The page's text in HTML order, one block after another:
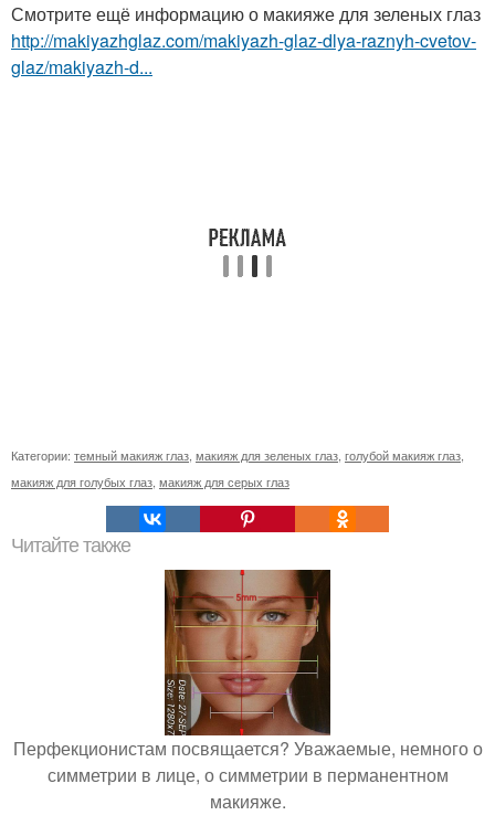
Смотрите ещё информацию о макияже для зеленых глаз
http://makiyazhglaz.com/makiyazh-glaz-dlya-raznyh-cvetov-
glaz/makiyazh-d...
Категории: темный макияж глаз макияж для зеленых глаз голубой макияж глаз
макияж для голубых глаз макияж для серых глаз
Читайте также
Перфекционистам посвящается? Уважаемые, немного о
симметрии в лице, о симметрии в перманентном
макияже.